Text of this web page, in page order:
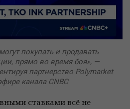
покупать и продавать
прямо во время боя», —
партнерство Polymarket
канала CNBC
ставками всё не